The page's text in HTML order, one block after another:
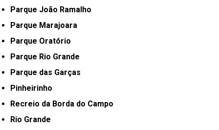
Parque João Ramalho
Parque Marajoara
Parque Oratório
Parque Rio Grande
Parque das Garças
Pinheirinho
Recreio da Borda do Campo
Rio Grande